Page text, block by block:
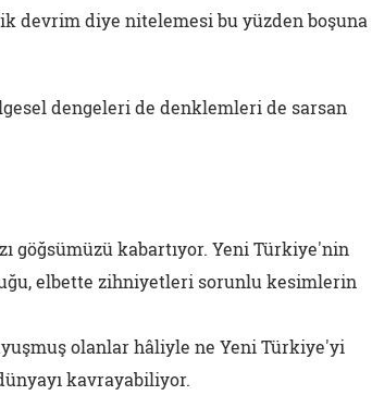
devrim diye nitelemesi bu yüzden boşuna
dengeleri de denklemleri de sarsan
göğsümüzü kabartıyor. Yeni Türkiye'nin
elbette zihniyetleri sorunlu kesimlerin
olanlar hâliyle ne Yeni Türkiye'yi
kavrayabiliyor.